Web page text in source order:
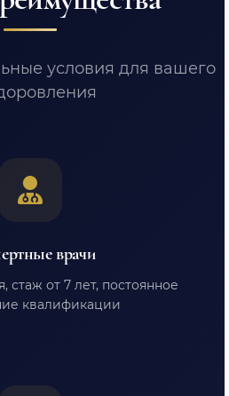
условия для вашего
врачи
стаж от 7 лет, постоянное
квалификации